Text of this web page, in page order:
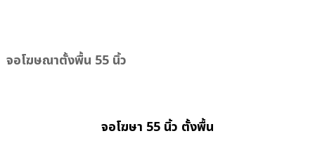
32"
จอโฆษณาตั้งพื้น 55 นิ้ว
จอโฆษา 55 นิ้ว ตั้งพื้น